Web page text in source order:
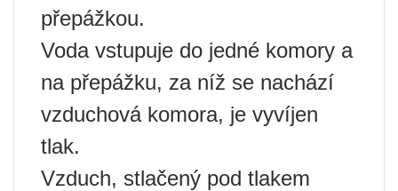
přepážkou.
Voda vstupuje do jedné komory a
na přepážku, za níž se nachází
vzduchová komora, je vyvíjen
tlak.
Vzduch, stlačený pod tlakem